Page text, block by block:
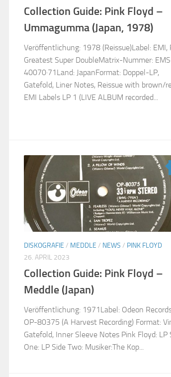
Collection Guide: Pink Floyd –
Ummagumma (Japan, 1978)
Veröffentlichung: 1978 (Reissue)Label: EMI,
Greatest Super DoubleMatrix-Nummer:
40070·71Land: JapanFormat: Doppel-LP,
Gatefold, Liner Notes, Reissue with brown/
EMI Labels LP 1 (LIVE ALBUM recorded...
DISKOGRAFIE / MEDDLE / NEWS / PINK FLOYD
26. APRIL 2023
Collection Guide: Pink Floyd –
Meddle (Japan)
Veröffentlichung: 1971Label: Odeon
OP-80375 (A Harvest Recording) Format:
Gatefold, Inner Sleeve Notes Pink Floyd: LP
One: LP Side Two: Musiker:The Kop...